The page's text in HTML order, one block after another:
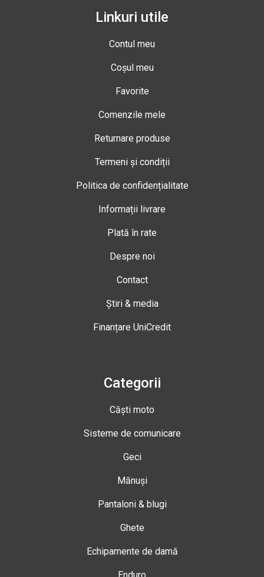
Linkuri utile
Contul meu
Coșul meu
Favorite
Comenzile mele
Returnare produse
Termeni și condiții
Politica de confidențialitate
Informații livrare
Plată în rate
Despre noi
Contact
Știri & media
Finanțare UniCredit
Categorii
Căști moto
Sisteme de comunicare
Geci
Mănuși
Pantaloni & blugi
Ghete
Echipamente de damă